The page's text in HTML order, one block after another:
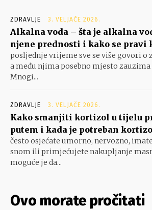
ZDRAVLJE 3. VELJAČE 2026.
Alkalna voda – šta je alkalna
njene prednosti i kako se pravi
posljednje vrijeme sve se više govori o
a među njima posebno mjesto zauzima
Mnogi...
ZDRAVLJE 3. VELJAČE 2026.
Kako smanjiti kortizol u tijelu
putem i kada je potreban
često osjećate umorno, nervozno,
snom ili primjećujete nakupljanje
moguće je da...
Ovo morate pročitati